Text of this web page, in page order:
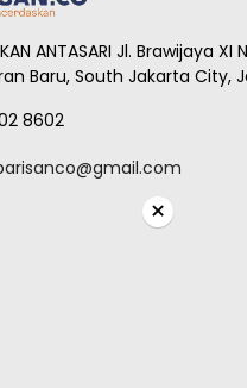
ANTASARI Jl. Brawijaya XI
Baru, South Jakarta City,
8602
×